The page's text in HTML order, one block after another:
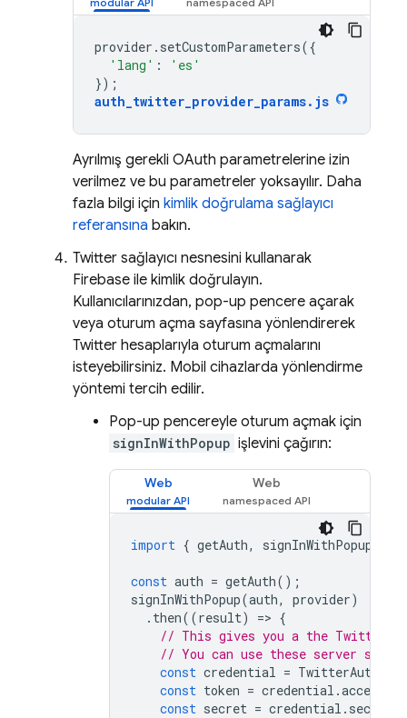
provider . setCustomParameters({
'lang' :
'es'
});
auth_twitter_provider_params. js
Ayrılmış gerekli OAuth parametrelerine izin
verilmez ve bu parametreler yoksayılır. Daha
fazla bilgi için kimlik doğrulama sağlayıcı
referansına bakın.
Twitter sağlayıcı nesnesini kullanarak
Firebase ile kimlik doğrulayın.
Kullanıcılarınızdan, pop-up pencere açarak
veya oturum açma sayfasına yönlendirerek
Twitter hesaplarıyla oturum açmalarını
isteyebilirsiniz. Mobil cihazlarda yönlendirme
yöntemi tercih edilir.
Pop-up pencereyle oturum açmak için
signInWithPopup işlevini çağırın:
Web Web
import { getAuth, signInWithPopup
const auth = getAuth();
signInWithPopup(auth, provider)
. then((result) => {
// This gives you a the Twitter
// You can use these server
const credential =
const token = credential .
const secret = credential . secret